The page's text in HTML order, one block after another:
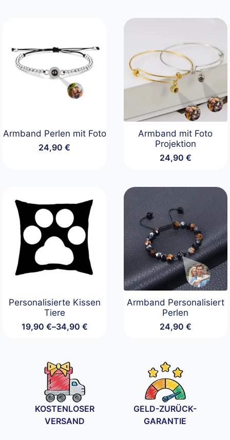
Armband Perlen mit Foto
24,90€
Armband mit Foto
Projektion
24,90 €
Personalisierte Kissen
Tiere
19,90 €–34,90 €
Preisspanne:
34,90 €
Armband Personalisiert
Perlen
24,90 €
KOSTENLOSER
VERSAND
GELD-ZURÜCK-
GARANTIE